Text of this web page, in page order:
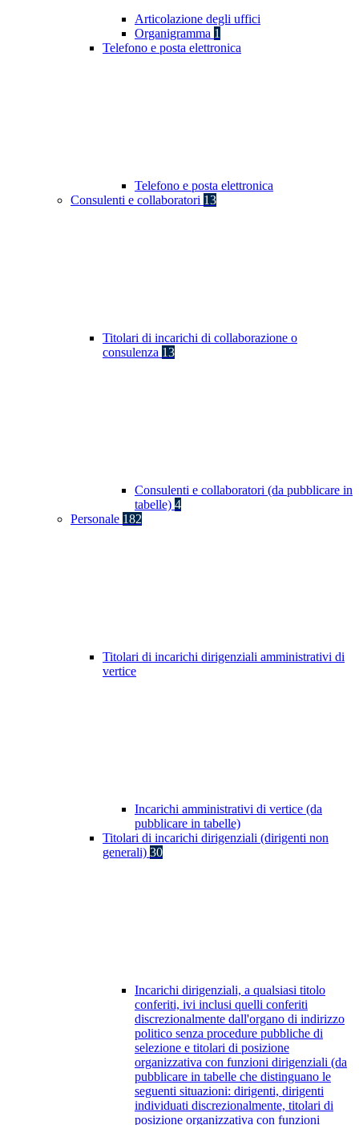
Articolazione degli uffici
Organigramma 1
Telefono e posta elettronica
Telefono e posta elettronica
Consulenti e collaboratori 13
Titolari di incarichi di collaborazione o
consulenza 13
Consulenti e collaboratori (da pubblicare in
tabelle) 4
Personale 182
Titolari di incarichi dirigenziali amministrativi di
vertice
Incarichi amministrativi di vertice (da
pubblicare in tabelle)
Titolari di incarichi dirigenziali (dirigenti non
generali) 30
Incarichi dirigenziali, a qualsiasi titolo
conferiti, ivi inclusi quelli conferiti
discrezionalmente dall'organo di indirizzo
politico senza procedure pubbliche di
selezione e titolari di posizione
organizzativa con funzioni dirigenziali (da
pubblicare in tabelle che distinguano le
seguenti situazioni: dirigenti, dirigenti
individuati discrezionalmente, titolari di
posizione organizzativa con funzioni